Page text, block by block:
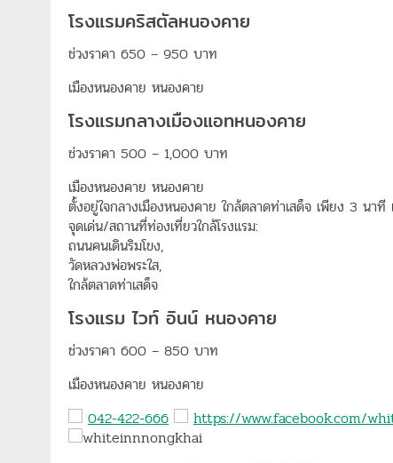
โรงแรมคริสตัลหนองคาย
ช่วงราคา 650 – 950 บาท
เมืองหนองคาย หนองคาย
โรงแรมกลางเมืองแอทหนองคาย
ช่วงราคา 500 – 1,000 บาท
เมืองหนองคาย หนองคาย
ตั้งอยู่ใจกลางเมืองหนองคาย ใกล้ตลาดท่าเสด็จ เพียง 3 นาที
จุดเด่น/สถานที่ท่องเที่ยวใกล้โรงแรม:
ถนนคนเดินริมโขง,
วัดหลวงพ่อพระใส,
ใกล้ตลาดท่าเสด็จ
โรงแรม ไวท์ อินน์ หนองคาย
ช่วงราคา 600 – 850 บาท
เมืองหนองคาย หนองคาย
042-422-666
https://www.facebook.com/
whiteinnnongkhai